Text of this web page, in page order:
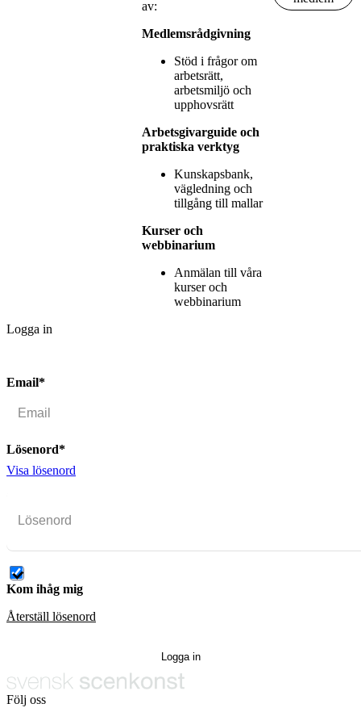
av:
Medlemsrådgivning
Stöd i frågor om
arbetsrätt,
arbetsmiljö och
upphovsrätt
Arbetsgivarguide och
praktiska verktyg
Kunskapsbank,
vägledning och
tillgång till mallar
Kurser och
webbinarium
Anmälan till våra
kurser och
webbinarium
Logga in
Email*
Lösenord*
Visa lösenord
Kom ihåg mig
Återställ lösenord
Följ oss